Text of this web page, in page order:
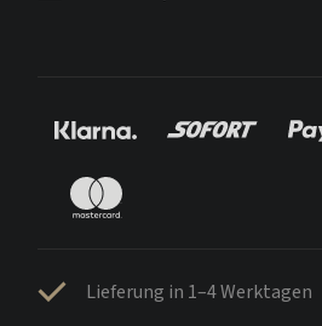
Lieferung in 1–4 Werktagen